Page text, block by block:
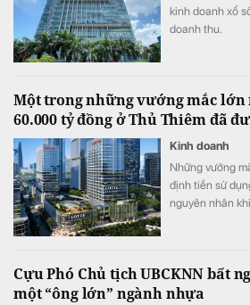
kinh doanh xổ
doanh thu.
Một trong những vướng mắc
60.000 tỷ đồng ở Thủ Thiêm đã
Kinh doanh
Những vướng
định tiền sử
nguyên nhân
Cựu Phó Chủ tịch UBCKNN bất
một “ông lớn” ngành nhựa